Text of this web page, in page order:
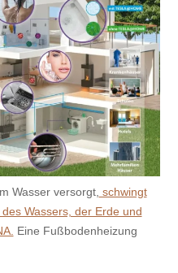
Wasser versorgt, schwingt
Wassers, der Erde und
Eine Fußbodenheizung